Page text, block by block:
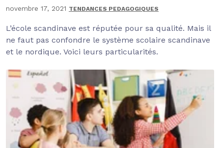
novembre 17, 2021 TENDANCES PEDAGOGIQUES
L’école scandinave est réputée pour sa qualité. Mais il
ne faut pas confondre le système scolaire scandinave
et le nordique. Voici leurs particularités.